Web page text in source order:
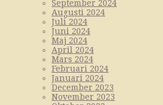
September 2024
Augusti 2024
Juli 2024
Juni 2024
Maj 2024
April 2024
Mars 2024
Februari 2024
Januari 2024
December 2023
November 2023